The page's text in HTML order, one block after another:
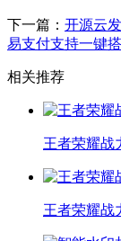
下一篇： 开源云
易支付支持一键
相关推荐
王者荣耀战
王者荣耀战